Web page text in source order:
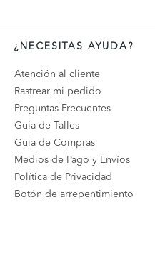
¿NECESITAS AYUDA?
Atención al cliente
Rastrear mi pedido
Preguntas Frecuentes
Guia de Talles
Guia de Compras
Medios de Pago y Envíos
Política de Privacidad
Botón de arrepentimiento